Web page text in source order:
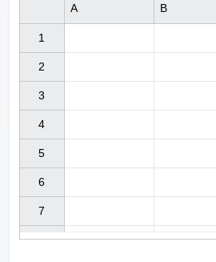
1
2
3
4
5
6
7
A B